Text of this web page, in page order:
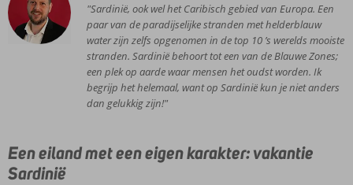
"Sardinië, ook wel het Caribisch gebied van Europa. Een
paar van de paradijselijke stranden met helderblauw
water zijn zelfs opgenomen in de top 10 ’s werelds mooiste
stranden. Sardinië behoort tot een van de Blauwe Zones;
een plek op aarde waar mensen het oudst worden. Ik
begrijp het helemaal, want op Sardinië kun je niet anders
dan gelukkig zijn!"
Een eiland met een eigen karakter: vakantie
Sardinië